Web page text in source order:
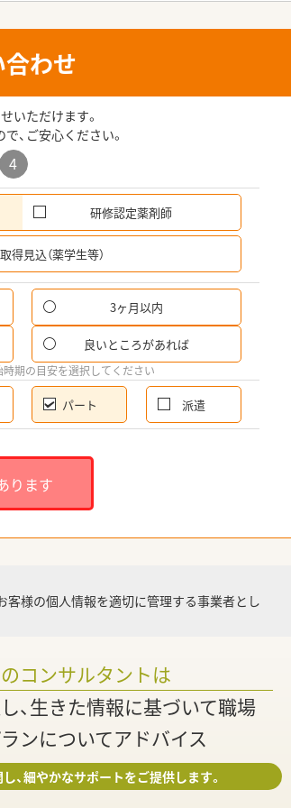
わせ
いただけます。
、ご安心ください。
4
研修認定薬剤師
得見込（薬学生等）
3ヶ月以内
良いところがあれば
期の目安を選択してください
パート 派遣
ります
客様の個人情報を適切に管理する事業者とし
コンサルタントは
、生きた情報に基づいて職場
ンについてアドバイス
、細やかなサポートをご提供します。